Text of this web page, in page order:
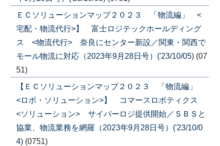
ＥＣソリューションマップ２０２３ 「物流編」 <
宅配・物流代行>】 富士ロジテックホールディング
ス <物流代行> 奈良にセンター新設／関東・関西で
モール物流に対応（2023年9月28日号）('23/10/05) (07
51)
【ＥＣソリューションマップ２０２３ 「物流編」
<ロボ・ソリューション>】 コマースロボティクス
<ソリューション> サイバーロジ提供開始／ＳＢＳと
協業、物流業務を網羅（2023年9月28日号）('23/10/0
4) (0751)